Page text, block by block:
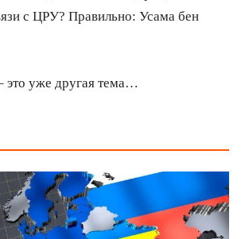
с ЦРУ? Правильно: Усама бен
это уже другая тема…